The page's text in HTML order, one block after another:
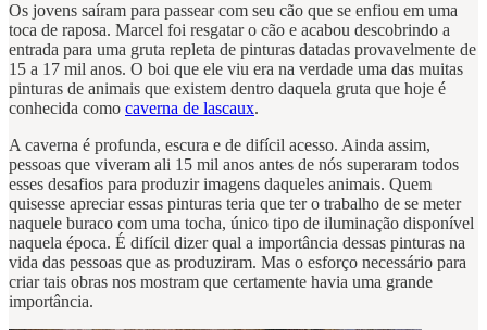
Os jovens saíram para passear com seu cão que se enfiou em uma
toca de raposa. Marcel foi resgatar o cão e acabou descobrindo a
entrada para uma gruta repleta de pinturas datadas provavelmente de
15 a 17 mil anos. O boi que ele viu era na verdade uma das muitas
pinturas de animais que existem dentro daquela gruta que hoje é
conhecida como caverna de lascaux.
A caverna é profunda, escura e de difícil acesso. Ainda assim,
pessoas que viveram ali 15 mil anos antes de nós superaram todos
esses desafios para produzir imagens daqueles animais. Quem
quisesse apreciar essas pinturas teria que ter o trabalho de se meter
naquele buraco com uma tocha, único tipo de iluminação disponível
naquela época. É difícil dizer qual a importância dessas pinturas na
vida das pessoas que as produziram. Mas o esforço necessário para
criar tais obras nos mostram que certamente havia uma grande
importância.